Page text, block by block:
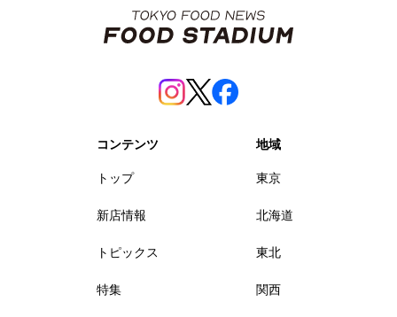
コンテンツ
トップ
新店情報
トピックス
特集
地域
東京
北海道
東北
関西